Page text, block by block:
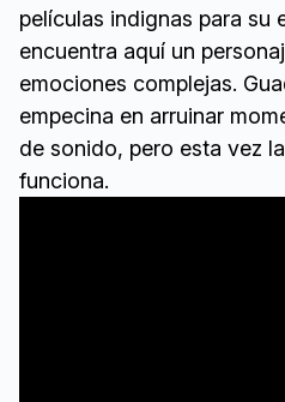
películas indignas para su
encuentra aquí un
emociones complejas.
empecina en arruinar
de sonido, pero esta vez
funciona.